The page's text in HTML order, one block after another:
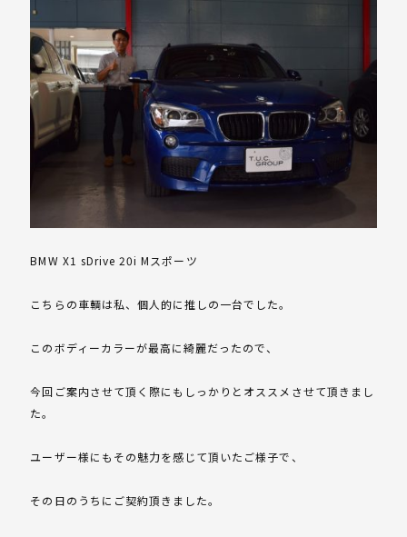
BMW X1 sDrive 20i Mスポーツ
こちらの車輌は私、個人的に推しの一台でした。
このボディーカラーが最高に綺麗だったので、
今回ご案内させて頂く際にもしっかりとオススメさせて頂きまし
た。
ユーザー様にもその魅力を感じて頂いたご様子で、
その日のうちにご契約頂きました。